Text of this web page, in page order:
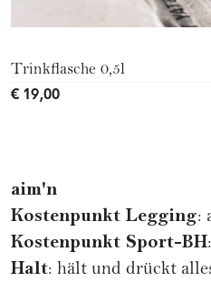
Trinkflasche 0,5l
€ 19,00
aim'n
Kostenpunkt Legging:
Kostenpunkt Sport-BH
Halt: hält und drückt